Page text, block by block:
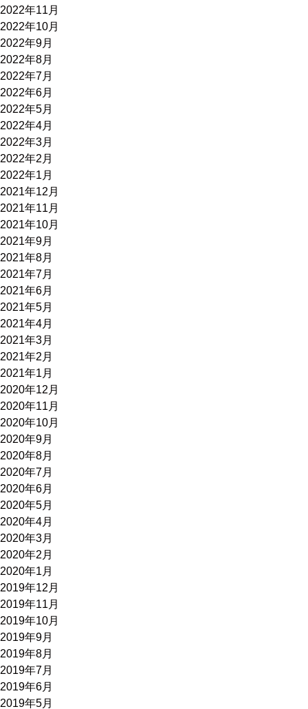
2022年11月
2022年10月
2022年9月
2022年8月
2022年7月
2022年6月
2022年5月
2022年4月
2022年3月
2022年2月
2022年1月
2021年12月
2021年11月
2021年10月
2021年9月
2021年8月
2021年7月
2021年6月
2021年5月
2021年4月
2021年3月
2021年2月
2021年1月
2020年12月
2020年11月
2020年10月
2020年9月
2020年8月
2020年7月
2020年6月
2020年5月
2020年4月
2020年3月
2020年2月
2020年1月
2019年12月
2019年11月
2019年10月
2019年9月
2019年8月
2019年7月
2019年6月
2019年5月